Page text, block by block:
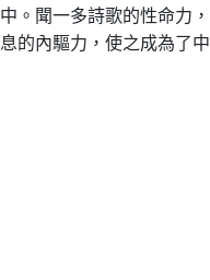
中。聞一多詩歌的性命力
息的內驅力，使之成為了